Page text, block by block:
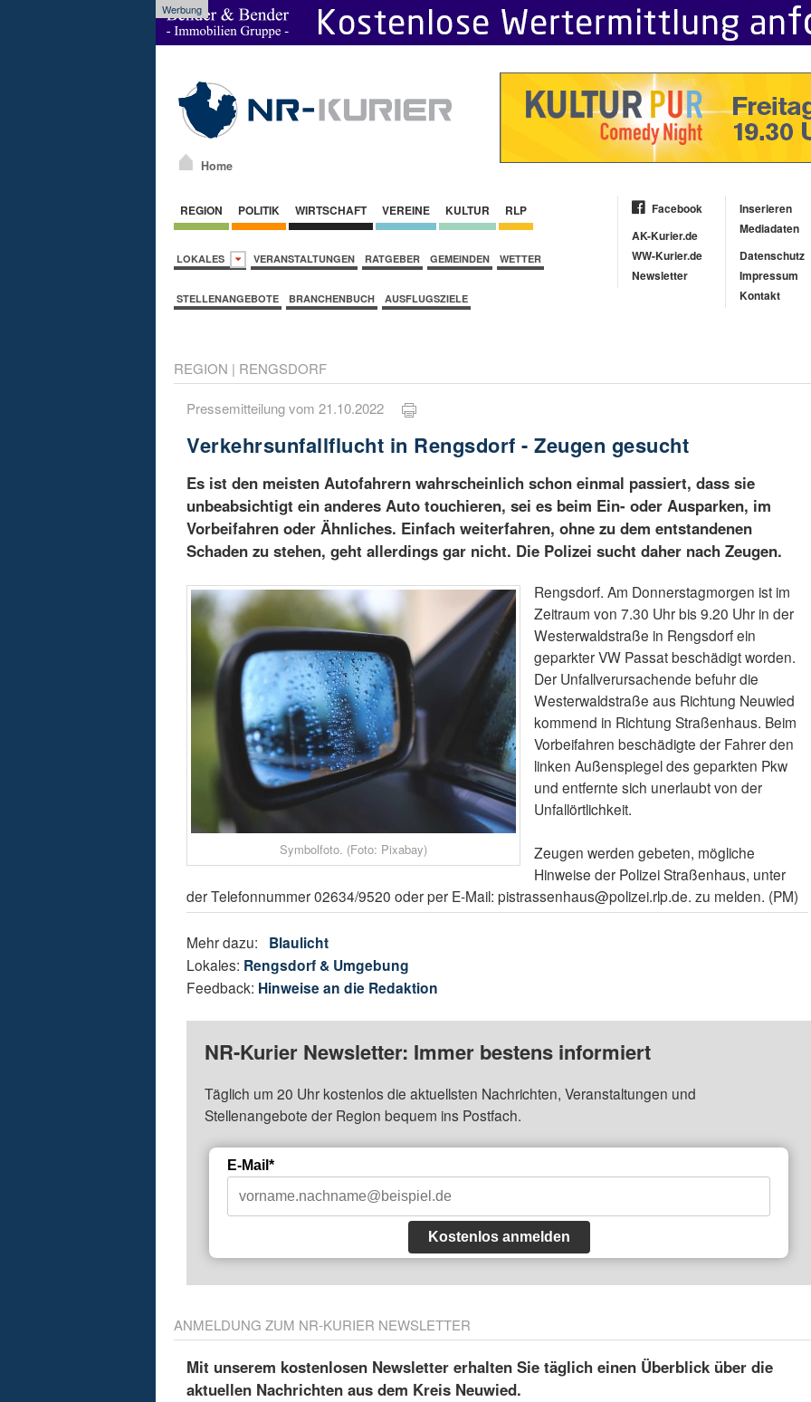
Werbung
Home
REGION POLITIK WIRTSCHAFT VEREINE KULTUR RLP
LOKALES VERANSTALTUNGEN RATGEBER GEMEINDEN WETTER
STELLENANGEBOTE BRANCHENBUCH AUSFLUGSZIELE
Facebook
AK-Kurier.de
WW-Kurier.de
Newsletter
Inserieren
Mediadaten
Datenschutz
Impressum
Kontakt
REGION | RENGSDORF
Pressemitteilung vom 21.10.2022
Verkehrsunfallflucht in Rengsdorf - Zeugen gesucht
Es ist den meisten Autofahrern wahrscheinlich schon einmal passiert, dass sie
unbeabsichtigt ein anderes Auto touchieren, sei es beim Ein- oder Ausparken, im
Vorbeifahren oder Ähnliches. Einfach weiterfahren, ohne zu dem entstandenen
Schaden zu stehen, geht allerdings gar nicht. Die Polizei sucht daher nach Zeugen.
Symbolfoto. (Foto: Pixabay)
Rengsdorf. Am Donnerstagmorgen ist im
Zeitraum von 7.30 Uhr bis 9.20 Uhr in der
Westerwaldstraße in Rengsdorf ein
geparkter VW Passat beschädigt worden.
Der Unfallverursachende befuhr die
Westerwaldstraße aus Richtung Neuwied
kommend in Richtung Straßenhaus. Beim
Vorbeifahren beschädigte der Fahrer den
linken Außenspiegel des geparkten Pkw
und entfernte sich unerlaubt von der
Unfallörtlichkeit.
Zeugen werden gebeten, mögliche
Hinweise der Polizei Straßenhaus, unter
der Telefonnummer 02634/9520 oder per E-Mail: pistrassenhaus@polizei.rlp.de. zu melden. (PM)
Mehr dazu: Blaulicht
Lokales: Rengsdorf & Umgebung
Feedback: Hinweise an die Redaktion
NR-Kurier Newsletter: Immer bestens informiert
Täglich um 20 Uhr kostenlos die aktuellsten Nachrichten, Veranstaltungen und
Stellenangebote der Region bequem ins Postfach.
E-Mail*
Kostenlos anmelden
ANMELDUNG ZUM NR-KURIER NEWSLETTER
Mit unserem kostenlosen Newsletter erhalten Sie täglich einen Überblick über die
aktuellen Nachrichten aus dem Kreis Neuwied.